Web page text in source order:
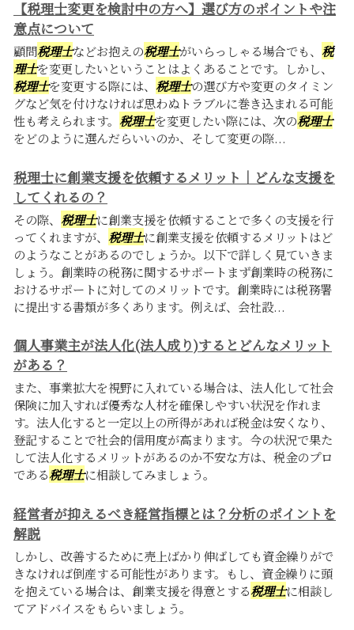
【税理士変更を検討中の方へ】選び方のポイントや注
意点について
顧問税理士などお抱えの税理士がいらっしゃる場合でも、 税
理士を変更したいということはよくあることです。しかし、
税理士を変更する際には、 税理士の選び方や変更のタイミン
グなど気を付けなければ思わぬトラブルに巻き込まれる可能
性も考えられます。 税理士を変更したい際には、次の税理士
をどのように選んだらいいのか、そして変更の際...
税理士に創業支援を依頼するメリット｜どんな支援を
してくれるの？
その際、 税理士に創業支援を依頼することで多くの支援を行
ってくれますが、 税理士に創業支援を依頼するメリットはど
のようなことがあるのでしょうか。以下で詳しく見ていきま
しょう。創業時の税務に関するサポートまず創業時の税務に
おけるサポートに対してのメリットです。創業時には税務署
に提出する書類が多くあります。例えば、会社設...
個人事業主が法人化(法人成り)するとどんなメリット
がある？
また、事業拡大を視野に入れている場合は、法人化して社会
保険に加入すれば優秀な人材を確保しやすい状況を作れま
す。法人化すると一定以上の所得があれば税金は安くなり、
登記することで社会的信用度が高まります。今の状況で果た
して法人化するメリットがあるのか不安な方は、税金のプロ
である税理士に相談してみましょう。
経営者が抑えるべき経営指標とは？分析のポイントを
解説
しかし、改善するために売上ばかり伸ばしても資金繰りがで
きなければ倒産する可能性があります。もし、資金繰りに頭
を抱えている場合は、創業支援を得意とする税理士に相談し
てアドバイスをもらいましょう。